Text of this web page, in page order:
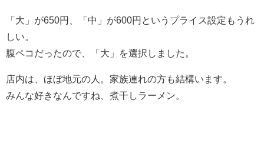
「大」が650円、「中」が600円というプライス設定もうれ
しい。
腹ペコだったので、「大」を選択しました。
店内は、ほぼ地元の人。家族連れの方も結構います。
みんな好きなんですね、煮干しラーメン。